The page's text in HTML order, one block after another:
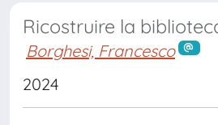
Ricostruire la
Borghesi, Francesco
2024